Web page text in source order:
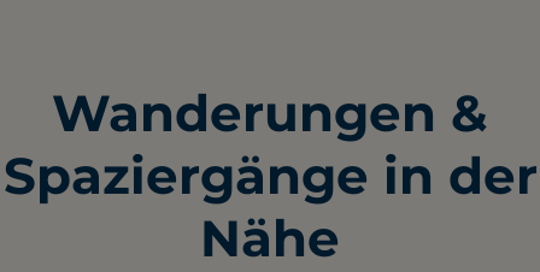
Wanderungen &
Spaziergänge in der
Nähe